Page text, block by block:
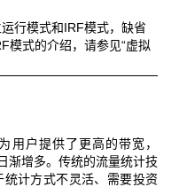
行模式和IRF模式，缺省
模式的介绍，请参见“虚拟
用户提供了更高的带宽，
渐增多。传统的流量统计技
计方式不灵活、需要投资